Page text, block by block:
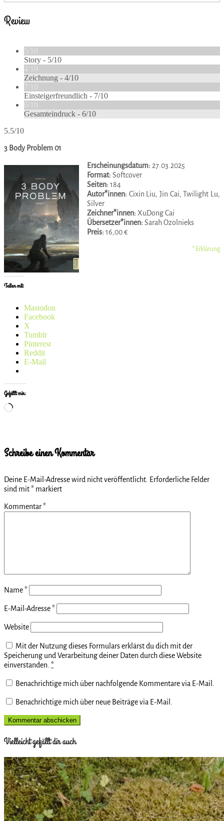
Review
5/10
Story - 5/10
4/10
Zeichnung - 4/10
7/10
Einsteigerfreundlich - 7/10
6/10
Gesamteindruck - 6/10
5.5/10
3 Body Problem 01
Erscheinungsdatum: 27.03.2025
Format: Softcover
Seiten: 184
Autor*innen: Cixin Liu, Jin Cai, Twilight Lu,
Silver
Zeichner*innen: XuDong Cai
Übersetzer*innen: Sarah Ozolnieks
Preis: 16,00 €
* Erklärung
Teilen mit:
Mastodon
Facebook
X
Tumblr
Pinterest
Reddit
E-Mail
Gefällt mir:
Wird
Schreibe einen Kommentar
Deine E-Mail-Adresse wird nicht veröffentlicht. Erforderliche Felder
sind mit* markiert
Kommentar*
Name*
E-Mail-Adresse*
Website
Mit der Nutzung dieses Formulars erklärst du dich mit der
Speicherung und Verarbeitung deiner Daten durch diese Website
einverstanden. *
Benachrichtige mich über nachfolgende Kommentare via E-Mail.
Benachrichtige mich über neue Beiträge via E-Mail.
Vielleicht gefällt dir auch